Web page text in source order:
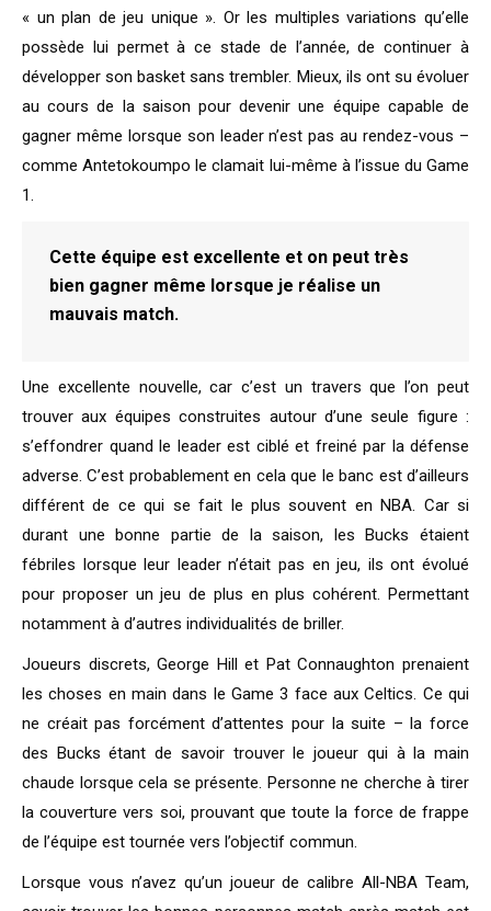
« un plan de jeu unique ». Or les multiples variations qu’elle
possède lui permet à ce stade de l’année, de continuer à
développer son basket sans trembler. Mieux, ils ont su évoluer
au cours de la saison pour devenir une équipe capable de
gagner même lorsque son leader n’est pas au rendez-vous –
comme Antetokoumpo le clamait lui-même à l’issue du Game
1.
Cette équipe est excellente et on peut très
bien gagner même lorsque je réalise un
mauvais match.
Une excellente nouvelle, car c’est un travers que l’on peut
trouver aux équipes construites autour d’une seule figure :
s’effondrer quand le leader est ciblé et freiné par la défense
adverse. C’est probablement en cela que le banc est d’ailleurs
différent de ce qui se fait le plus souvent en NBA. Car si
durant une bonne partie de la saison, les Bucks étaient
fébriles lorsque leur leader n’était pas en jeu, ils ont évolué
pour proposer un jeu de plus en plus cohérent. Permettant
notamment à d’autres individualités de briller.
Joueurs discrets, George Hill et Pat Connaughton prenaient
les choses en main dans le Game 3 face aux Celtics. Ce qui
ne créait pas forcément d’attentes pour la suite – la force
des Bucks étant de savoir trouver le joueur qui à la main
chaude lorsque cela se présente. Personne ne cherche à tirer
la couverture vers soi, prouvant que toute la force de frappe
de l’équipe est tournée vers l’objectif commun.
Lorsque vous n’avez qu’un joueur de calibre All-NBA Team,